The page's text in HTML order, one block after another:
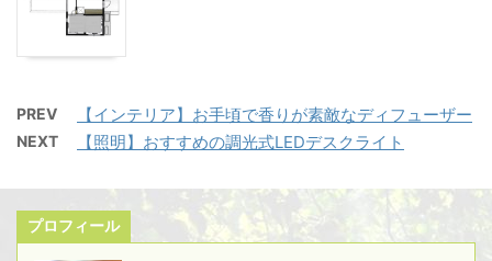
PREV 【インテリア】お手頃で香りが素敵なディフューザー
NEXT 【照明】おすすめの調光式LEDデスクライト
プロフィール